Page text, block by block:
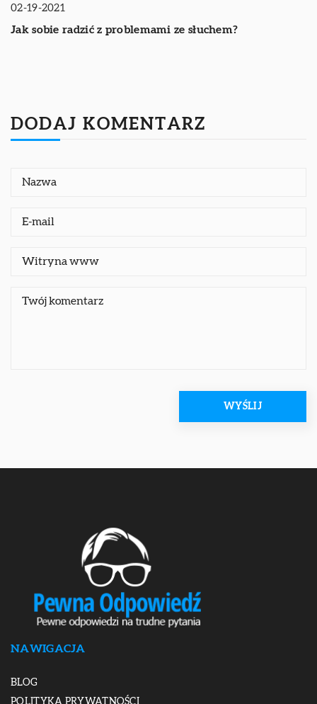
02-19-2021
Jak sobie radzić z problemami ze słuchem?
DODAJ KOMENTARZ
NAWIGACJA
BLOG
POLITYKA PRYWATNOŚCI